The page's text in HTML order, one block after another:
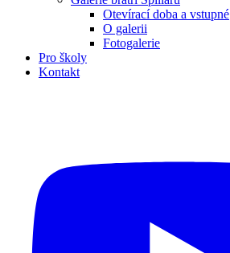
Otevírací doba a vstupné
O galerii
Fotogalerie
Pro školy
Kontakt